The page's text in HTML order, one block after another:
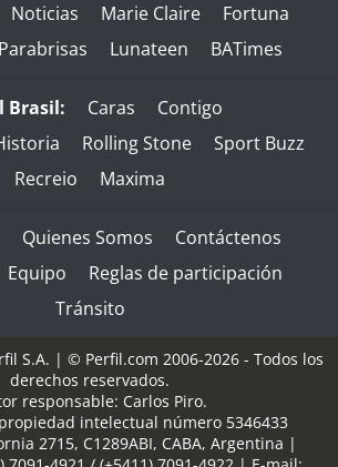
Noticias Marie Claire
Fortuna
Parabrisas Lunateen BATimes
Brasil: Caras
Contigo
Rolling Stone
Sport Buzz
Recreio
Maxima
Quienes Somos
Contáctenos
Equipo
Reglas de participación
Tránsito
S.A. | © Perfil.com 2006-2026 - Todos los
derechos reservados.
responsable: Carlos Piro.
intelectual número 5346433
2715, C1289ABI, CABA, Argentina |